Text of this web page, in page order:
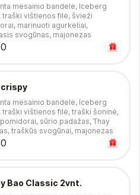
mėsainio bandelė, Iceberg
traški vištienos filė, švieži
marinuoti agurkėliai,
svogūnas, majonezas
crispy
mėsainio bandelė, Iceberg
traški vištienos filė, traški šoninė,
sūrio padažas, Thay
traškūs svogūnai, majonezas
Bao Classic 2vnt.